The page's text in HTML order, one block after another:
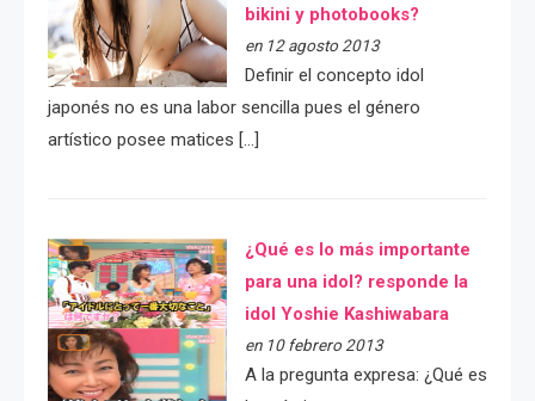
bikini y photobooks?
en 12 agosto 2013
Definir el concepto idol
japonés no es una labor sencilla pues el género
artístico posee matices […]
¿Qué es lo más importante
para una idol? responde la
idol Yoshie Kashiwabara
en 10 febrero 2013
A la pregunta expresa: ¿Qué es